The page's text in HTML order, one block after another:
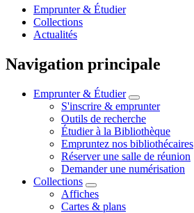
Emprunter & Étudier
Collections
Actualités
Navigation principale
Emprunter & Étudier
S'inscrire & emprunter
Outils de recherche
Étudier à la Bibliothèque
Empruntez nos bibliothécaires
Réserver une salle de réunion
Demander une numérisation
Collections
Affiches
Cartes & plans